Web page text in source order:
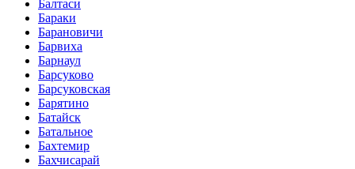
Балтаси
Бараки
Барановичи
Барвиха
Барнаул
Барсуково
Барсуковская
Барятино
Батайск
Батальное
Бахтемир
Бахчисарай